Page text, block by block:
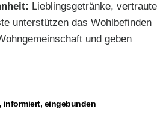
Lieblingsgetränke, vertraute
unterstützen das Wohlbefinden
und geben
informiert, eingebunden